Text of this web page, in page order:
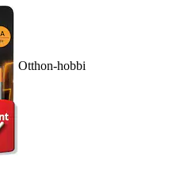
Otthon-hobbi